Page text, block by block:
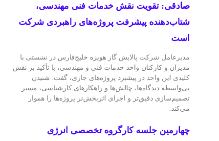
صادقی: تقویت نقش خدمات فنی مهندسی،
شتاب‌دهنده پیشرفت پروژه‌های راهبردی شرکت
است
مدیرعامل شرکت پالایش گاز هویزه خلیج‌فارس در نشستی با
مدیران و کارکنان واحد خدمات فنی و مهندسی، با تأکید بر نقش
کلیدی این واحد در پیشبرد پروژه‌های جاری، گفت: شنیدن
بی‌واسطه دیدگاه‌ها، چالش‌ها و راهکارهای کارشناسی، مسیر
تصمیم‌سازی دقیق‌تر و اجرای اثربخش‌تر پروژه‌ها را هموار
می‌کند.
چهارمین جلسه کارگروه تخصصی انرژی